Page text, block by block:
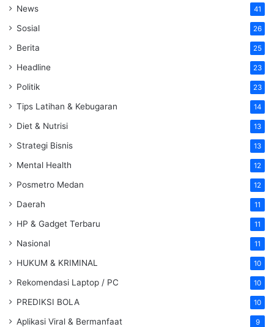
News 41
Sosial 26
Berita 25
Headline 23
Politik 23
Tips Latihan & Kebugaran 14
Diet & Nutrisi 13
Strategi Bisnis 13
Mental Health 12
Posmetro Medan 12
Daerah 11
HP & Gadget Terbaru 11
Nasional 11
HUKUM & KRIMINAL 10
Rekomendasi Laptop / PC 10
PREDIKSI BOLA 10
Aplikasi Viral & Bermanfaat 9